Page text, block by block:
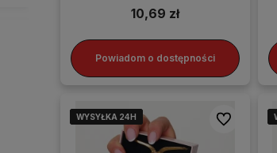
10,69 zł
Powiadom o dostępności
WYSYŁKA 24H
WYSYŁKA 24H
WYSYŁKA 24H
WYSYŁKA 24H Do